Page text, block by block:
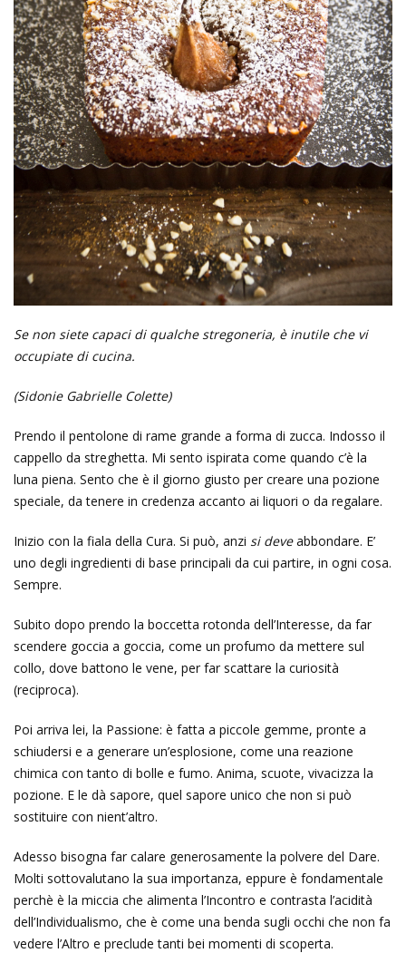
Se non siete capaci di qualche stregoneria, è inutile che vi
occupiate di cucina.
(Sidonie Gabrielle Colette)
Prendo il pentolone di rame grande a forma di zucca. Indosso il
cappello da streghetta. Mi sento ispirata come quando c’è la
luna piena. Sento che è il giorno giusto per creare una pozione
speciale, da tenere in credenza accanto ai liquori o da regalare.
Inizio con la fiala della Cura. Si può, anzi si deveabbondare. E’
uno degli ingredienti di base principali da cui partire, in ogni cosa.
Sempre.
Subito dopo prendo la boccetta rotonda dell’Interesse, da far
scendere goccia a goccia, come un profumo da mettere sul
collo, dove battono le vene, per far scattare la curiosità
(reciproca).
Poi arriva lei, la Passione: è fatta a piccole gemme, pronte a
schiudersi e a generare un’esplosione, come una reazione
chimica con tanto di bolle e fumo. Anima, scuote, vivacizza la
pozione. E le dà sapore, quel sapore unico che non si può
sostituire con nient’altro.
Adesso bisogna far calare generosamente la polvere del Dare.
Molti sottovalutano la sua importanza, eppure è fondamentale
perchè è la miccia che alimenta l’Incontro e contrasta l’acidità
dell’Individualismo, che è come una benda sugli occhi che non fa
vedere l’Altro e preclude tanti bei momenti di scoperta.